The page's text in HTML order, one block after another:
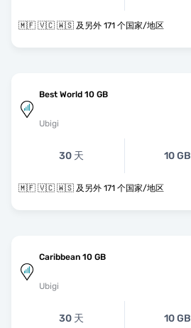
🇲🇫 🇻🇨 🇼🇸 及另外 171 个国家/地区
Best World 10 GB
Ubigi
30 天 10 GB
🇲🇫 🇻🇨 🇼🇸 及另外 171 个国家/地区
Caribbean 10 GB
Ubigi
30 天 10 GB